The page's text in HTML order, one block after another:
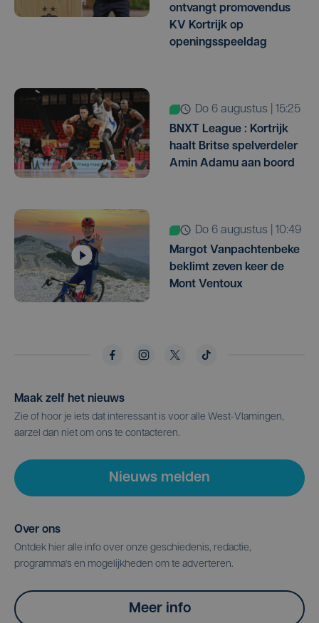
ontvangt promovendus
KV Kortrijk op
openingsspeeldag
do 6 augustus | 15:25
BNXT League : Kortrijk
haalt Britse spelverdeler
Amin Adamu aan boord
do 6 augustus | 10:49
Margot Vanpachtenbeke
beklimt zeven keer de
Mont Ventoux
Maak zelf het nieuws
Zie of hoor je iets dat interessant is voor alle West-Vlamingen,
aarzel dan niet om ons te contacteren.
Nieuws melden
Over ons
Ontdek hier alle info over onze geschiedenis, redactie,
programma's en mogelijkheden om te adverteren.
Meer info